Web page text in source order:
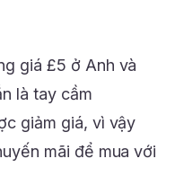
giá £5 ở Anh và
là tay cầm
giảm giá, vì vậy
mãi để mua với